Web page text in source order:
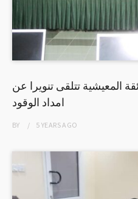
المعيشية تتلقى تنويرا عن
امداد الوقود
BY 5 YEARSAGO